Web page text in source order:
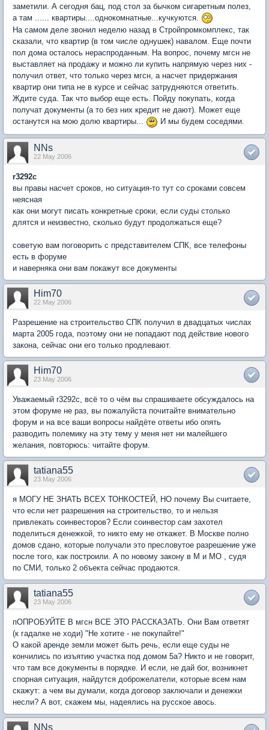
заметили. А сегодня бац, под стол за бычком сигаретным полез,
а там ...... квартиры....однокомнатные...кучкуются.
На самом деле звонил неделю назад в Стройпромкомплекс, так
сказали, что квартир (в том числе однушек) навалом. Еще почти
пол дома осталось нераспроданным. На вопрос, почему мгсн не
выставляет на продажу и можно ли купить напрямую через них -
получил ответ, что только через мгсн, а насчет придержания
квартир они типа не в курсе и сейчас затрудняются ответить.
Ждите суда. Так что выбор еще есть. Пойду покупать, когда
получат документы (а то без них кредит не дают). Может еще
останутся на мою долю квартиры...
И мы будем соседями.
NNs
22 May 2006
r3292c
вы правы насчет сроков, но ситуация-то тут со сроками совсем
неясная
как они могут писать конкретные сроки, если суды столько
длятся и неизвестно, сколько будут продолжаться еще?
советую вам поговорить с представителем СПК, все телефоны
есть в форуме
и наверняка они вам покажут все документы
Him70
22 May 2006
Разрешение на строительство СПК получил в двадцатых числах
марта 2005 года, поэтому они не попадают под действие нового
закона, сейчас они его только продлевают.
Him70
23 May 2006
Уважаемый r3292c, всё то о чём вы спрашиваете обсуждалось на
этом форуме не раз, вы пожалуйста почитайте внимательно
форум и на все ваши вопросы найдёте ответы ибо опять
разводить полемику на эту тему у меня нет ни малейшего
желания, повторюсь: читайте форум.
tatiana55
23 May 2006
я МОГУ НЕ ЗНАТЬ ВСЕХ ТОНКОСТЕЙ, НО почему Вы считаете,
что если нет разрешения на строительство, то и нельзя
привлекать соинвесторов? Если соинвестор сам захотел
поделиться денежкой, то никто ему не откажет. В Москве полно
домов сдано, которые получали это пресловутое разрешение уже
после того, как построили. А по новому закону в М и МО , судя
по СМИ, только 2 объекта сейчас продаются.
tatiana55
23 May 2006
пОПРОБУЙТЕ В мгсн ВСЕ ЭТО РАССКАЗАТЬ. Они Вам ответят
(к гадалке не ходи) "Не хотите - не покупайте!"
О какой аренде земли может быть речь, если еще суды не
кончились по изъятию участка под домом 5а? Никто и не говорит,
что там все документы в порядке. И если, не дай бог, возникнет
спорная ситуация, найдутся доброжелатели, которые всем нам
скажут: а чем вы думали, когда договор заключали и денежки
несли? А вот, скажем мы, надеялись на русское авось.
NNs